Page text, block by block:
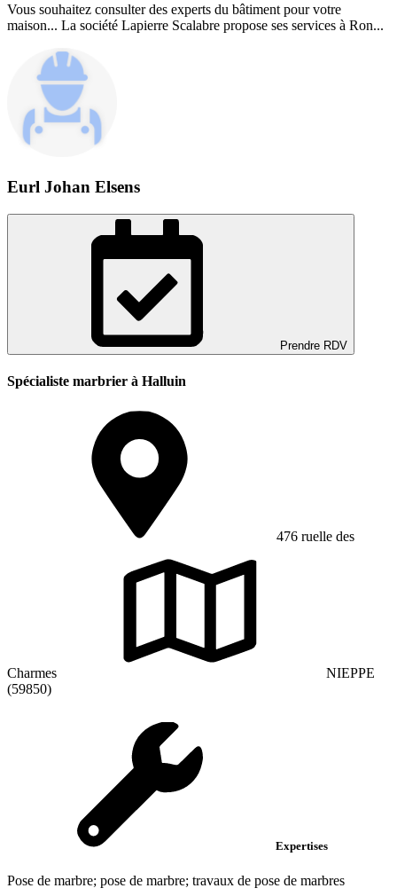
Vous souhaitez consulter des experts du bâtiment pour votre
maison... La société Lapierre Scalabre propose ses services à Ron...
Eurl Johan Elsens
Prendre RDV
Spécialiste marbrier à Halluin
476 ruelle des
Charmes
NIEPPE
(59850)
Expertises
Pose de marbre; pose de marbre; travaux de pose de marbres